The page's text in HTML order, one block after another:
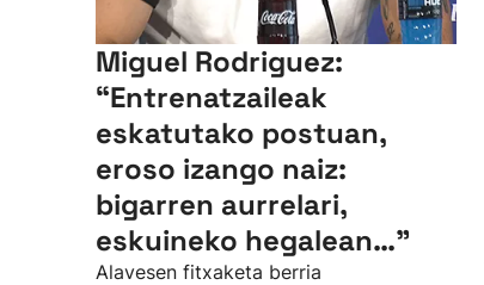
Miguel Rodriguez:
“Entrenatzaileak
eskatutako postuan,
eroso izango naiz:
bigarren aurrelari,
eskuineko hegalean…”
Alavesen fitxaketa berria